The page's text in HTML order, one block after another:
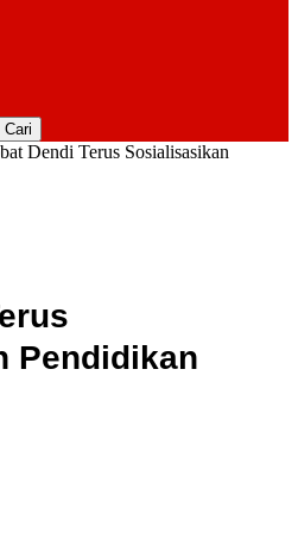
Dendi Terus Sosialisasikan
Pendidikan